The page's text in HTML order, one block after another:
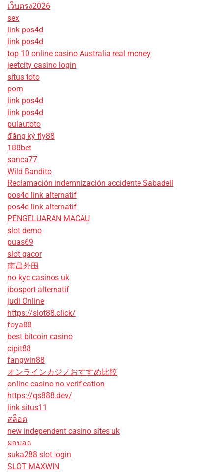
เว็บตรง2026
sex
link pos4d
link pos4d
top 10 online casino Australia real money
jeetcity casino login
situs toto
porn
link pos4d
link pos4d
pulautoto
đăng ký fly88
188bet
sanca77
Wild Bandito
Reclamación indemnización accidente Sabadell
pos4d link alternatif
pos4d link alternatif
PENGELUARAN MACAU
slot demo
puas69
slot gacor
南昌外围
no kyc casinos uk
ibosport alternatif
judi Online
https://slot88.click/
foya88
best bitcoin casino
cipit88
fangwin88
オンラインカジノおすすめ比較
online casino no verification
https://qs888.dev/
link situs11
สล็อต
new independent casino sites uk
ผลบอล
suka288 slot login
SLOT MAXWIN